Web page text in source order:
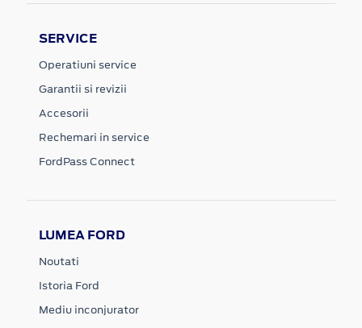
SERVICE
Operatiuni service
Garantii si revizii
Accesorii
Rechemari in service
FordPass Connect
LUMEA FORD
Noutati
Istoria Ford
Mediu inconjurator